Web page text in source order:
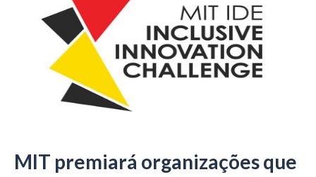
MIT premiará organizações que